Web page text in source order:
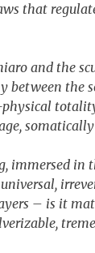
that
and the
between the
immersed in
– is it